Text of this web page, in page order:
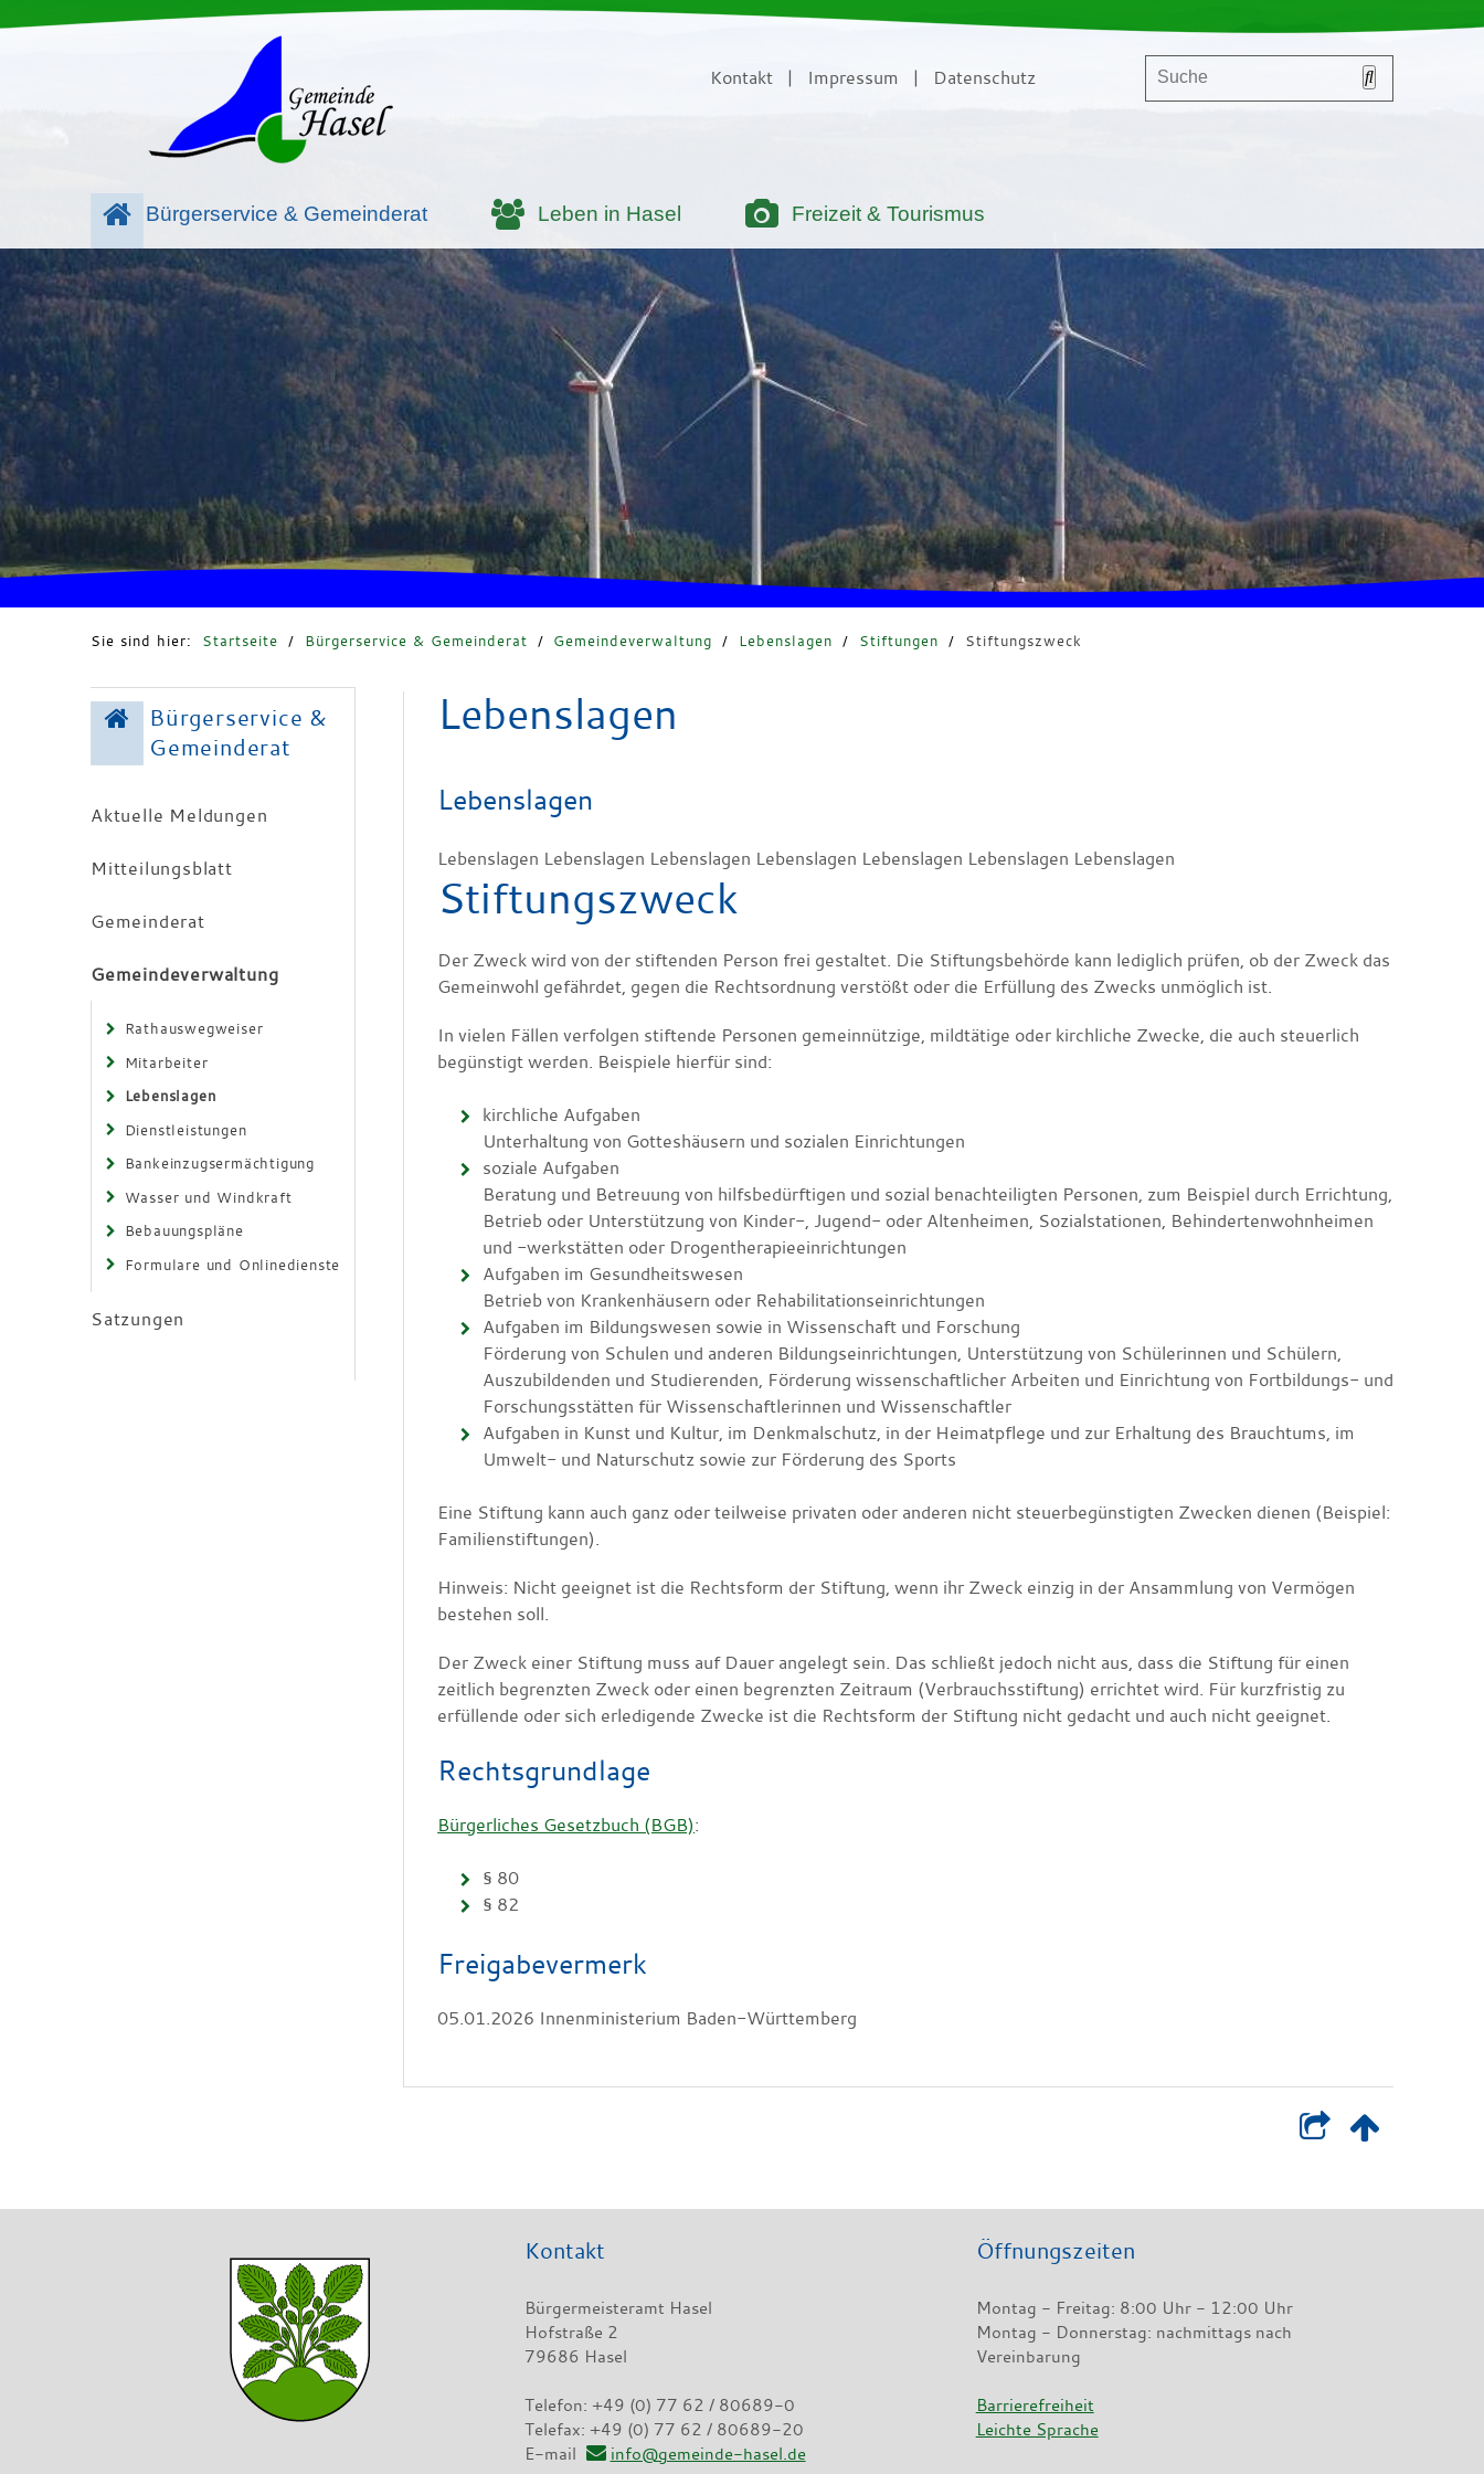
Kontakt | Impressum | Datenschutz
Bürgerservice & Gemeinderat Leben in Hasel Freizeit & Tourismus
Sie sind hier: Startseite / Bürgerservice & Gemeinderat / Gemeindeverwaltung / Lebenslagen / Stiftungen / Stiftungszweck
Bürgerservice &
Gemeinderat
Aktuelle Meldungen
Mitteilungsblatt
Gemeinderat
Gemeindeverwaltung
Rathauswegweiser
Mitarbeiter
Lebenslagen
Dienstleistungen
Bankeinzugsermächtigung
Wasser und Windkraft
Bebauungspläne
Formulare und Onlinedienste
Satzungen
Lebenslagen
Lebenslagen
Lebenslagen Lebenslagen Lebenslagen Lebenslagen Lebenslagen Lebenslagen Lebenslagen
Stiftungszweck
Der Zweck wird von der stiftenden Person frei gestaltet. Die Stiftungsbehörde kann lediglich prüfen, ob der Zweck das
Gemeinwohl gefährdet, gegen die Rechtsordnung verstößt oder die Erfüllung des Zwecks unmöglich ist.
In vielen Fällen verfolgen stiftende Personen gemeinnützige, mildtätige oder kirchliche Zwecke, die auch steuerlich
begünstigt werden. Beispiele hierfür sind:
kirchliche Aufgaben
Unterhaltung von Gotteshäusern und sozialen Einrichtungen
soziale Aufgaben
Beratung und Betreuung von hilfsbedürftigen und sozial benachteiligten Personen, zum Beispiel durch Errichtung,
Betrieb oder Unterstützung von Kinder-, Jugend- oder Altenheimen, Sozialstationen, Behindertenwohnheimen
und -werkstätten oder Drogentherapieeinrichtungen
Aufgaben im Gesundheitswesen
Betrieb von Krankenhäusern oder Rehabilitationseinrichtungen
Aufgaben im Bildungswesen sowie in Wissenschaft und Forschung
Förderung von Schulen und anderen Bildungseinrichtungen, Unterstützung von Schülerinnen und Schülern,
Auszubildenden und Studierenden, Förderung wissenschaftlicher Arbeiten und Einrichtung von Fortbildungs- und
Forschungsstätten für Wissenschaftlerinnen und Wissenschaftler
Aufgaben in Kunst und Kultur, im Denkmalschutz, in der Heimatpflege und zur Erhaltung des Brauchtums, im
Umwelt- und Naturschutz sowie zur Förderung des Sports
Eine Stiftung kann auch ganz oder teilweise privaten oder anderen nicht steuerbegünstigten Zwecken dienen (Beispiel:
Familienstiftungen).
Hinweis: Nicht geeignet ist die Rechtsform der Stiftung, wenn ihr Zweck einzig in der Ansammlung von Vermögen
bestehen soll.
Der Zweck einer Stiftung muss auf Dauer angelegt sein. Das schließt jedoch nicht aus, dass die Stiftung für einen
zeitlich begrenzten Zweck oder einen begrenzten Zeitraum (Verbrauchsstiftung) errichtet wird. Für kurzfristig zu
erfüllende oder sich erledigende Zwecke ist die Rechtsform der Stiftung nicht gedacht und auch nicht geeignet.
Rechtsgrundlage
Bürgerliches Gesetzbuch (BGB):
§ 80
§ 82
Freigabevermerk
05.01.2026 Innenministerium Baden-Württemberg
Kontakt
Bürgermeisteramt Hasel
Hofstraße 2
79686 Hasel
Telefon: +49 (0) 77 62 / 80689-0
Telefax: +49 (0) 77 62 / 80689-20
E-mail
info@gemeinde-hasel.de
Öffnungszeiten
Montag - Freitag: 8:00 Uhr - 12:00 Uhr
Montag - Donnerstag: nachmittags nach
Vereinbarung
Barrierefreiheit
Leichte Sprache